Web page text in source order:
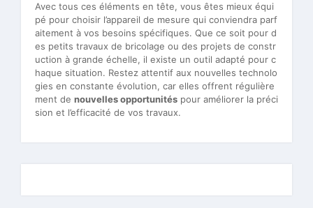
Avec tous ces éléments en tête, vous êtes mieux équi
pé pour choisir l’appareil de mesure qui conviendra parf
aitement à vos besoins spécifiques. Que ce soit pour d
es petits travaux de bricolage ou des projets de constr
uction à grande échelle, il existe un outil adapté pour c
haque situation. Restez attentif aux nouvelles technolo
gies en constante évolution, car elles offrent régulière
ment de nouvelles opportunités pour améliorer la préci
sion et l’efficacité de vos travaux.